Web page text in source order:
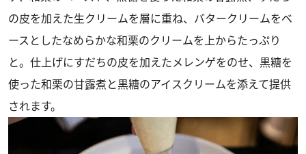
の皮を加えた生クリームを層に重ね、バタークリームをベ
ースとしたなめらかな和栗のクリームを上からたっぷり
と。仕上げにすだちの皮を加えたメレンゲをのせ、黒糖を
使った和栗の甘露煮と黒糖のアイスクリームを添えて提供
されます。